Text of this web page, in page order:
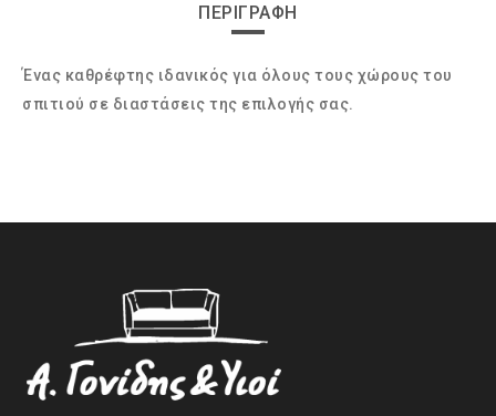
ΠΕΡΙΓΡΑΦΉ
Ένας καθρέφτης ιδανικός για όλους τους χώρους του
σπιτιού σε διαστάσεις της επιλογής σας.